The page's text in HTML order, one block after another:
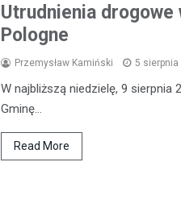
Utrudnienia drogowe
Pologne
Przemysław Kamiński 5 sierpnia
W najbliższą niedzielę, 9
Gminę…
Read More